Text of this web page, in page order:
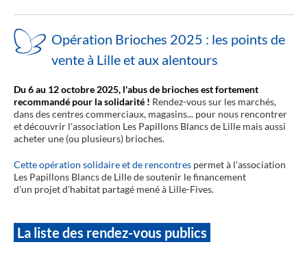
Opération Brioches 2025 : les points de
vente à Lille et aux alentours
Du 6 au 12 octobre 2025, l'abus de brioches est fortement
recommandé pour la solidarité ! Rendez-vous sur les marchés,
dans des centres commerciaux, magasins... pour nous rencontrer
et découvrir l'association Les Papillons Blancs de Lille mais aussi
acheter une (ou plusieurs) brioches.
Cette opération solidaire et de rencontres permet à l'association
Les Papillons Blancs de Lille de soutenir le financement
d'un projet d'habitat partagé mené à Lille-Fives.
La liste des rendez-vous publics